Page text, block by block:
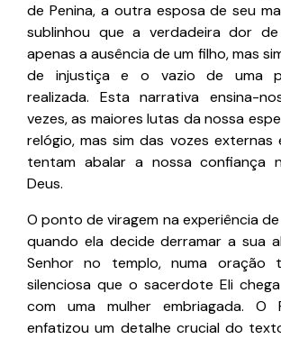
de Penina, a outra esposa de seu
sublinhou que a verdadeira dor
apenas a ausência de um filho, mas
de injustiça e o vazio de uma
realizada. Esta narrativa ensina-
vezes, as maiores lutas da nossa
relógio, mas sim das vozes externas
tentam abalar a nossa confiança
Deus.
O ponto de viragem na experiência
quando ela decide derramar a sua
Senhor no templo, numa oração
silenciosa que o sacerdote Eli
com uma mulher embriagada. O
enfatizou um detalhe crucial do